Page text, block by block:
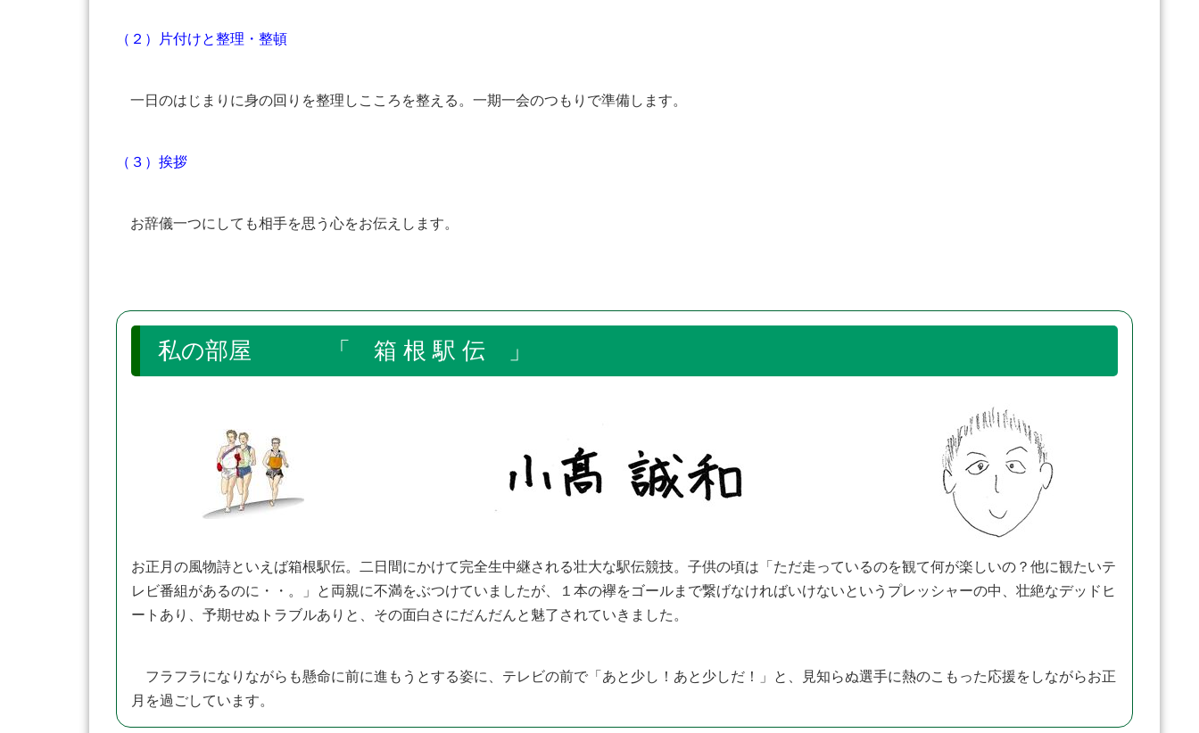
（２）片付けと整理・整頓
一日のはじまりに身の回りを整理しこころを整える。一期一会のつもりで準備します。
（３）挨拶
お辞儀一つにしても相手を思う心をお伝えします。
私の部屋 「 箱 根 駅 伝 」
お正月の風物詩といえば箱根駅伝。二日間にかけて完全生中継される壮大な駅伝競技。子供の頃は「ただ走っているのを観て何が楽しいの？他に観たいテ
レビ番組があるのに・・。」と両親に不満をぶつけていましたが、１本の襷をゴールまで繋げなければいけないというプレッシャーの中、壮絶なデッドヒ
ートあり、予期せぬトラブルありと、その面白さにだんだんと魅了されていきました。
フラフラになりながらも懸命に前に進もうとする姿に、テレビの前で「あと少し！あと少しだ！」と、見知らぬ選手に熱のこもった応援をしながらお正
月を過ごしています。